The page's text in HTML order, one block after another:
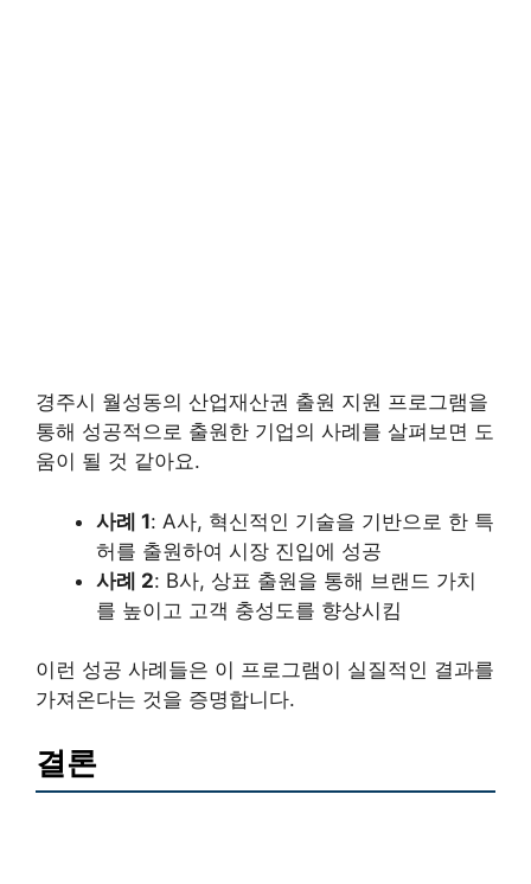
경주시 월성동의 산업재산권 출원 지원 프로그램을
통해 성공적으로 출원한 기업의 사례를 살펴보면 도
움이 될 것 같아요.
사례 1: A사, 혁신적인 기술을 기반으로 한 특
허를 출원하여 시장 진입에 성공
사례 2: B사, 상표 출원을 통해 브랜드 가치
를 높이고 고객 충성도를 향상시킴
이런 성공 사례들은 이 프로그램이 실질적인 결과를
가져온다는 것을 증명합니다.
결론